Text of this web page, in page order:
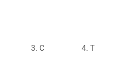
T 3. C 4. T